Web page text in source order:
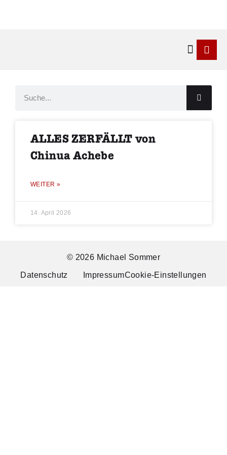
ALLES ZERFÄLLT von
Chinua Achebe
WEITER »
14. April 2026
© 2026 Michael Sommer
Datenschutz ImpressumCookie-Einstellungen